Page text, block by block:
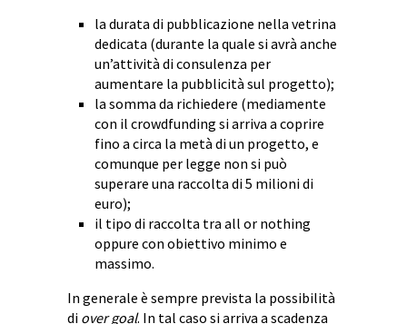
la durata di pubblicazione nella vetrina
dedicata (durante la quale si avrà anche
un’attività di consulenza per
aumentare la pubblicità sul progetto);
la somma da richiedere (mediamente
con il crowdfunding si arriva a coprire
fino a circa la metà di un progetto, e
comunque per legge non si può
superare una raccolta di 5 milioni di
euro);
il tipo di raccolta tra all or nothing
oppure con obiettivo minimo e
massimo.
In generale è sempre prevista la possibilità
di over goal. In tal caso si arriva a scadenza